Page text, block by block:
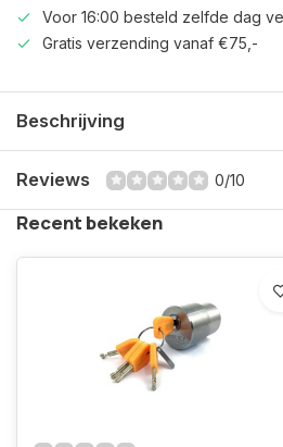
Voor 16:00 besteld zelfde dag
Gratis verzending vanaf €75,-
Beschrijving
Reviews 0/10
Recent bekeken